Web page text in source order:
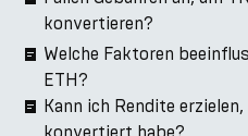
konvertieren?
Welche Faktoren
ETH?
Kann ich Rendite